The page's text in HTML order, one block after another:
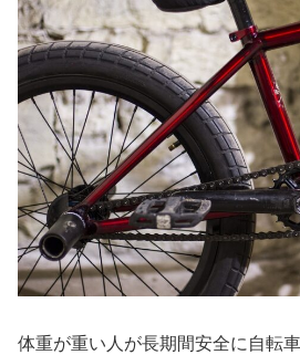
体重が重い人が長期間安全に自転